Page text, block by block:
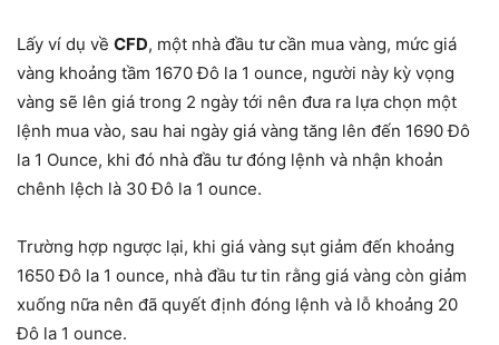
Lấy ví dụ về CFD, một nhà đầu tư cần mua vàng, mức giá
vàng khoảng tầm 1670 Đô la 1 ounce, người này kỳ vọng
vàng sẽ lên giá trong 2 ngày tới nên đưa ra lựa chọn một
lệnh mua vào, sau hai ngày giá vàng tăng lên đến 1690 Đô
la 1 Ounce, khi đó nhà đầu tư đóng lệnh và nhận khoản
chênh lệch là 30 Đô la 1 ounce.
Trường hợp ngược lại, khi giá vàng sụt giảm đến khoảng
1650 Đô la 1 ounce, nhà đầu tư tin rằng giá vàng còn giảm
xuống nữa nên đã quyết định đóng lệnh và lỗ khoảng 20
Đô la 1 ounce.